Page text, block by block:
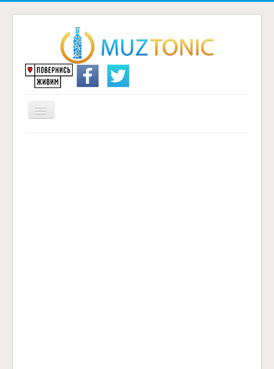
Перемикач
навігації